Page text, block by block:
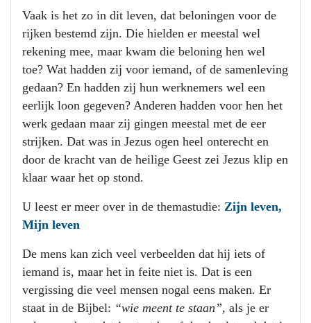
Vaak is het zo in dit leven, dat beloningen voor de
rijken bestemd zijn. Die hielden er meestal wel
rekening mee, maar kwam die beloning hen wel
toe? Wat hadden zij voor iemand, of de samenleving
gedaan? En hadden zij hun werknemers wel een
eerlijk loon gegeven? Anderen hadden voor hen het
werk gedaan maar zij gingen meestal met de eer
strijken. Dat was in Jezus ogen heel onterecht en
door de kracht van de heilige Geest zei Jezus klip en
klaar waar het op stond.
U leest er meer over in de themastudie: Zijn leven,
Mijn leven
De mens kan zich veel verbeelden dat hij iets of
iemand is, maar het in feite niet is. Dat is een
vergissing die veel mensen nogal eens maken. Er
staat in de Bijbel: “wie meent te staan”, als je er